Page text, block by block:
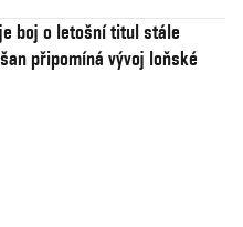
boj o letošní titul stále
připomíná vývoj loňské